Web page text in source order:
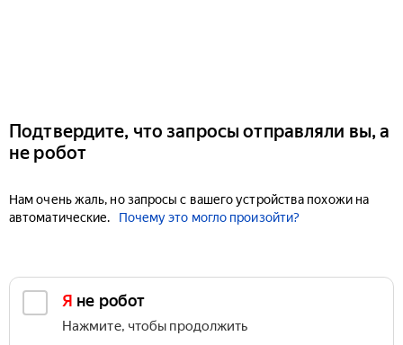
Подтвердите, что запросы отправляли вы, а
не робот
Нам очень жаль, но запросы с вашего устройства похожи на
автоматические.
Почему это могло произойти?
Я не робот
Нажмите, чтобы продолжить